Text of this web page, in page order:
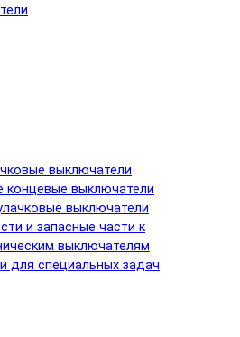
выключатели
концевые выключатели
выключатели
и запасные части к
выключателям
для специальных задач